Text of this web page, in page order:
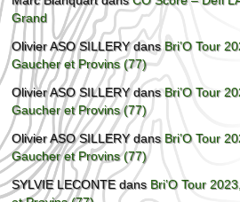
Grand
Olivier ASO SILLERYdansBri’O Tour
Gaucher et Provins (77)
Olivier ASO SILLERYdansBri’O Tour
Gaucher et Provins (77)
Olivier ASO SILLERYdans Bri’O Tour
Gaucher et Provins (77)
SYLVIE LECONTEdans Bri’O Tour